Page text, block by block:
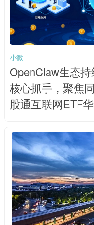
小微
OpenClaw生态
核心抓手，聚焦
股通互联网ETF